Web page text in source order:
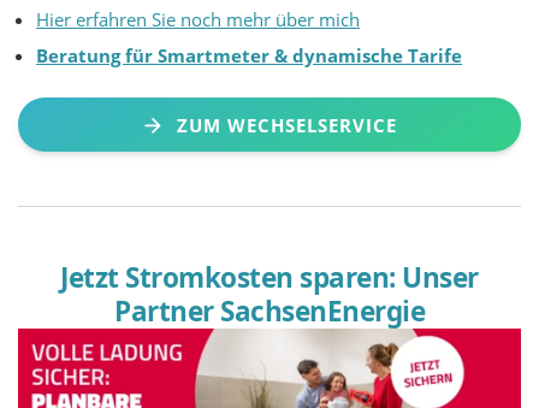
Hier erfahren Sie noch mehr über mich
Beratung für Smartmeter & dynamische Tarife
ZUM WECHSELSERVICE
Jetzt Stromkosten sparen: Unser
Partner SachsenEnergie